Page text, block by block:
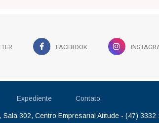
FACEBOOK
Expediente Contato
302, Centro Empresarial Atitude - (47) 3332